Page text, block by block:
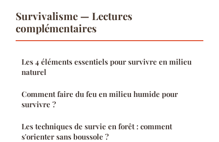
Survivalisme — Lectures
complémentaires
Les 4 éléments essentiels pour survivre en milieu
naturel
Comment faire du feu en milieu humide pour
survivre ?
Les techniques de survie en forêt : comment
s'orienter sans boussole ?